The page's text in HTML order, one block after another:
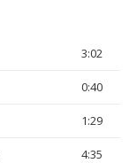
3:02
0:40
1:29
4:35